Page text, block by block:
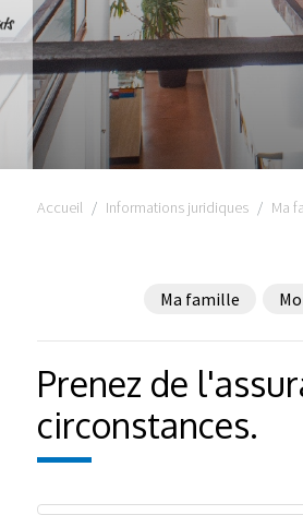
Accueil Informations juridiques Ma
Ma famille
Prenez de
circonstances.